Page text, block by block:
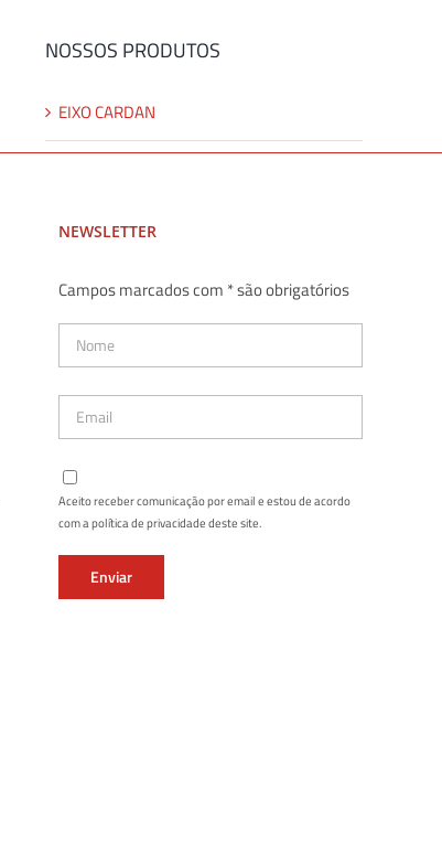
NOSSOS PRODUTOS
EIXO CARDAN
NEWSLETTER
Campos marcados com * são obrigatórios
Aceito receber comunicação por email e estou de acordo
com a política de privacidade deste site.